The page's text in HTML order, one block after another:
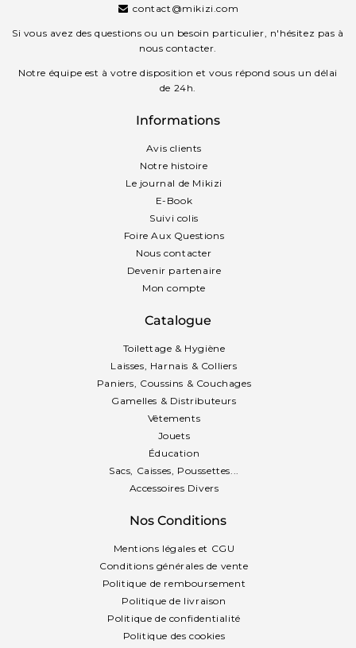
contact@mikizi.com
Si vous avez des questions ou un besoin particulier, n'hésitez pas à
nous contacter.
Notre équipe est à votre disposition et vous répond sous un délai
de 24h.
Informations
Avis clients
Notre histoire
Le journal de Mikizi
E-Book
Suivi colis
Foire Aux Questions
Nous contacter
Devenir partenaire
Mon compte
Catalogue
Toilettage & Hygiène
Laisses, Harnais & Colliers
Paniers, Coussins & Couchages
Gamelles & Distributeurs
Vêtements
Jouets
Éducation
Sacs, Caisses, Poussettes...
Accessoires Divers
Nos Conditions
Mentions légales et CGU
Conditions générales de vente
Politique de remboursement
Politique de livraison
Politique de confidentialité
Politique des cookies